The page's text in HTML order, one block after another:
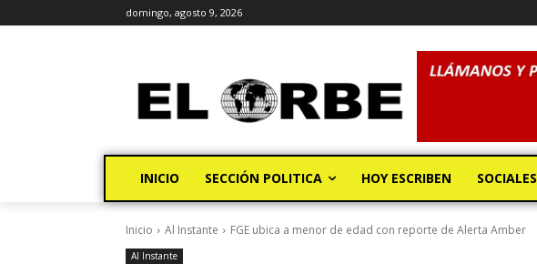
domingo, agosto 9, 2026
INICIO SECCIÓN POLITICA HOY ESCRIBEN SOCIALES
Inicio Al Instante FGE ubica a menor de edad con reporte de Alerta Amber
Al Instante